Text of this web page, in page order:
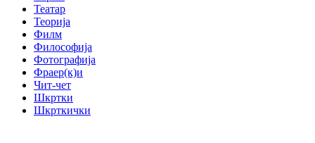
Театар
Теорија
Филм
Философија
Фотографија
Фраер(к)и
Чит-чет
Шкртки
Шкрткички